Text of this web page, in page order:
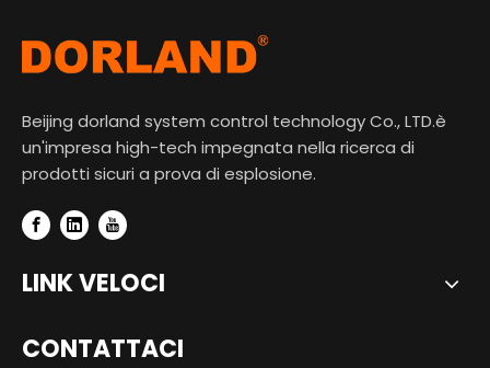
Beijing dorland system control technology Co., LTD.è
un'impresa high-tech impegnata nella ricerca di
prodotti sicuri a prova di esplosione.
LINK VELOCI
CONTATTACI